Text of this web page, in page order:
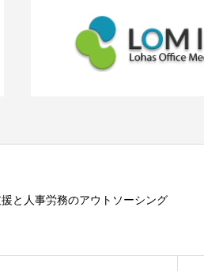
と人事労務のアウトソーシング